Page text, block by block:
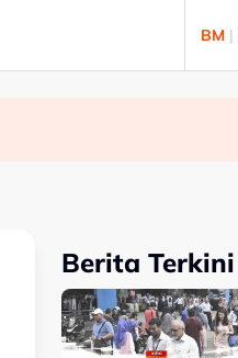
BM |
Berita Terkini